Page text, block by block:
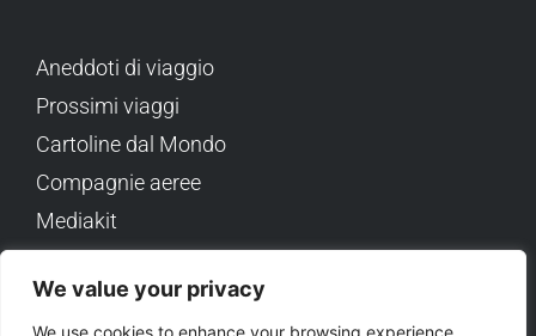
We value your privacy
We use cookies to enhance your browsing experience,
Aneddoti di viaggio
Prossimi viaggi
Cartoline dal Mondo
Compagnie aeree
Mediakit